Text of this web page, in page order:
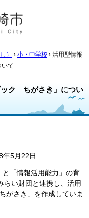
） › 小・中学校 › 活用型情報
て
ック ちがさき」につい
5月22日
「情報活用能力」の育
らい財団と連携し、活用
がさき」を作成していま